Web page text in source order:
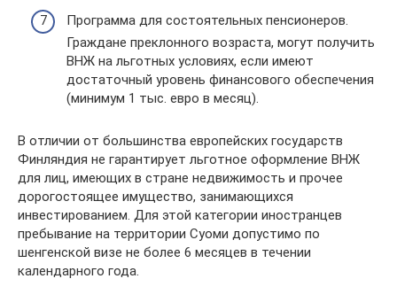
Программа для состоятельных пенсионеров.
Граждане преклонного возраста, могут получить
ВНЖ на льготных условиях, если имеют
достаточный уровень финансового обеспечения
(минимум 1 тыс. евро в месяц).
В отличии от большинства европейских государств
Финляндия не гарантирует льготное оформление ВНЖ
для лиц, имеющих в стране недвижимость и прочее
дорогостоящее имущество, занимающихся
инвестированием. Для этой категории иностранцев
пребывание на территории Суоми допустимо по
шенгенской визе не более 6 месяцев в течении
календарного года.